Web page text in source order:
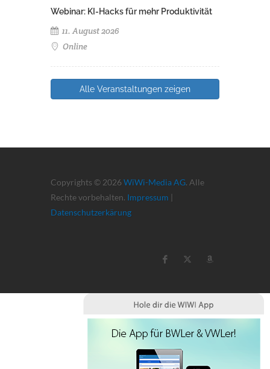
Webinar: KI-Hacks für mehr Produktivität
11. August 2026
Online
Alle Veranstaltungen zeigen
Copyrights © 2026 WiWi-Media AG. Alle
Rechte vorbehalten. Impressum |
Datenschutzerkärung